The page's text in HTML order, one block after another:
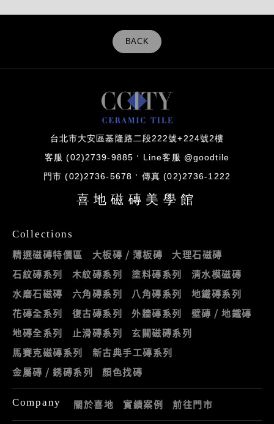
BACK
台北市大安區基隆路二段222號+224號2樓
客服 (02)2739-9885 Line客服 @goodtile
門市 (02)2736-5678 傳真 (02)2736-1222
喜地磁磚美學館
Collections
精選磁磚特價區 大板磚 / 薄板磚
大理石磁磚
石紋磚系列
木紋磚系列 塗料磚系列
清水模磁磚
水磨石磁磚
六角磚系列 八角磚系列
地鐵磚系列
花磚全系列
復古磚系列 外牆磚系列
壁磚 / 地鐵磚
地磚全系列
止滑磚系列
玄關磁磚系列
馬賽克磁磚系列
新古典手工磚系列
金屬磚 / 銹磚系列
顏色找磚
Company 關於喜地 實績案例 前往門市